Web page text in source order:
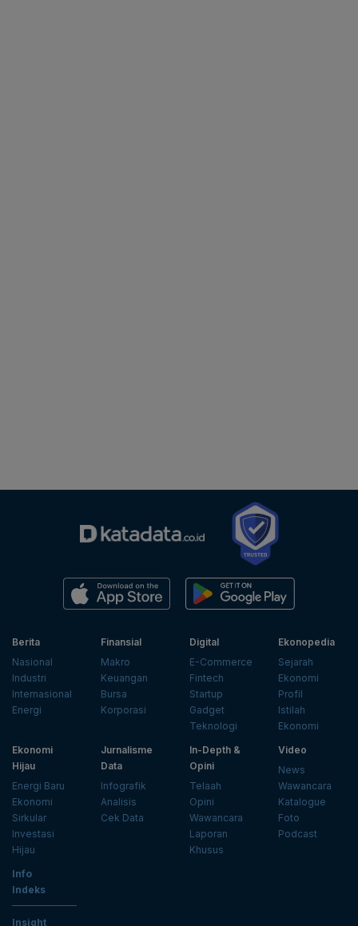
Berita
Nasional
Industri
Internasional
Energi
Finansial
Makro
Keuangan
Bursa
Korporasi
Digital
E-Commerce
Fintech
Startup
Gadget
Teknologi
Ekonopedia
Sejarah
Ekonomi
Profil
Istilah
Ekonomi
Ekonomi
Hijau
Energi Baru
Ekonomi
Sirkular
Investasi
Hijau
Jurnalisme
Data
Infografik
Analisis
Cek Data
In-Depth &
Opini
Telaah
Opini
Wawancara
Laporan
Khusus
Video
News
Wawancara
Katalogue
Foto
Podcast
Info
Indeks
Insight